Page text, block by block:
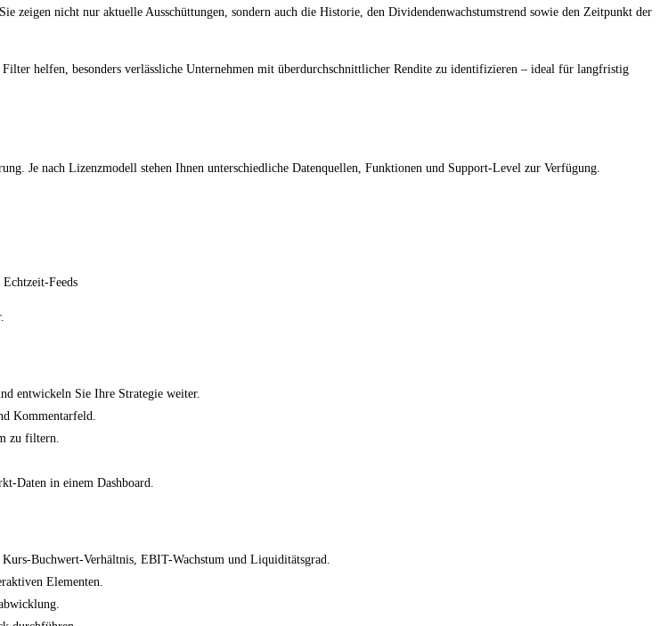
nicht nur aktuelle Ausschüttungen, sondern auch die Historie, den Dividendenwachstumstrend sowie den Zeitpunkt der
Filter helfen, besonders verlässliche Unternehmen mit überdurchschnittlicher Rendite zu identifizieren – ideal für langfristig
Je nach Lizenzmodell stehen Ihnen unterschiedliche Datenquellen, Funktionen und Support-Level zur Verfügung.
entwickeln Sie Ihre Strategie weiter.
Kommentarfeld.
zu filtern.
Daten in einem Dashboard.
Buchwert-Verhältnis, EBIT-Wachstum und Liquiditätsgrad.
Elementen.